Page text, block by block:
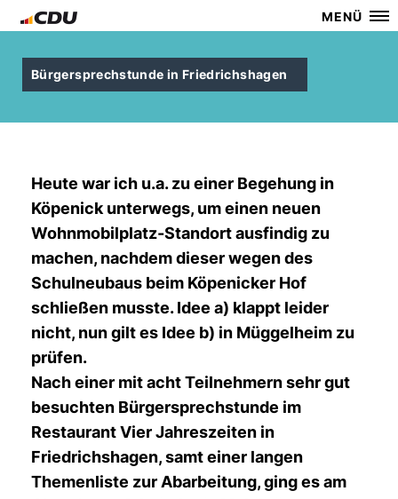
MENÜ
Bürgersprechstunde in Friedrichshagen
Heute war ich u.a. zu einer Begehung in
Köpenick unterwegs, um einen neuen
Wohnmobilplatz-Standort ausfindig zu
machen, nachdem dieser wegen des
Schulneubaus beim Köpenicker Hof
schließen musste. Idee a) klappt leider
nicht, nun gilt es Idee b) in Müggelheim zu
prüfen.
Nach einer mit acht Teilnehmern sehr gut
besuchten Bürgersprechstunde im
Restaurant Vier Jahreszeiten in
Friedrichshagen, samt einer langen
Themenliste zur Abarbeitung, ging es am